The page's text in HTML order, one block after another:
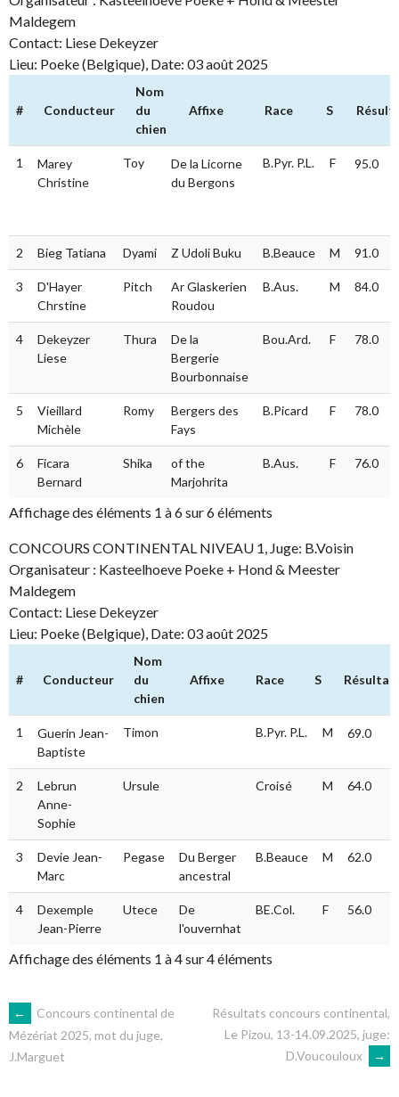
Maldegem
Contact: Liese Dekeyzer
Lieu: Poeke (Belgique), Date: 03 août 2025
# Conducteur
Nom
du
chien
Affixe Race S
#
Nom
Race S
1
Marey
Christine
Toy
De la Licorne
du Bergons
B.Pyr. P.L. F 95.0
2 Bieg Tatiana Dyami Z Udoli Buku B.Beauce M 91.0
3
D'Hayer
Chrstine
Pitch
Ar Glaskerien
Roudou
B.Aus. M 84.0
4
Dekeyzer
Liese
Thura
De la
Bergerie
Bourbonnaise
Bou.Ard. F 78.0
5
Vieillard
Michèle
Romy
Bergers des
Fays
B.Picard F 78.0
6
Ficara
Bernard
Shika
of the
Marjohrita
B.Aus. F 76.0
Affichage des éléments 1 à 6 sur 6 éléments
CONCOURS CONTINENTAL NIVEAU 1, Juge: B.Voisin
Organisateur : Kasteelhoeve Poeke + Hond & Meester
Maldegem
Contact: Liese Dekeyzer
Lieu: Poeke (Belgique), Date: 03 août 2025
# Conducteur
Nom
du
chien
Affixe Race S Résultat
#
Nom
Race S
1
Guerin Jean-
Baptiste
Timon B.Pyr. P.L. M 69.0
2
Lebrun
Anne-
Sophie
Ursule Croisé M 64.0
3
Devie Jean-
Marc
Pegase
Du Berger
ancestral
B.Beauce M 62.0
4
Dexemple
Jean-Pierre
Utece
De
l'ouvernhat
BE.Col. F 56.0
Affichage des éléments 1 à 4 sur 4 éléments
NAVIGATION
DES
←
Concours continental de
Mézériat 2025, mot du juge,
J.Marguet
Résultats concours continental,
Le Pizou, 13-14.09.2025, juge:
D.Voucouloux
→